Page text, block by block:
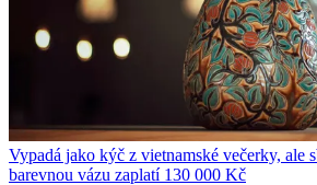
Vypadá jako kýč z vietnamské večerky, ale
barevnou vázu zaplatí 130 000 Kč